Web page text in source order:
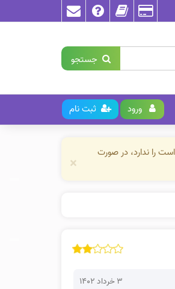
جستجو
ورود ثبت نام
را ندارد، در صورت
×
۳ خرداد ۱۴۰۲